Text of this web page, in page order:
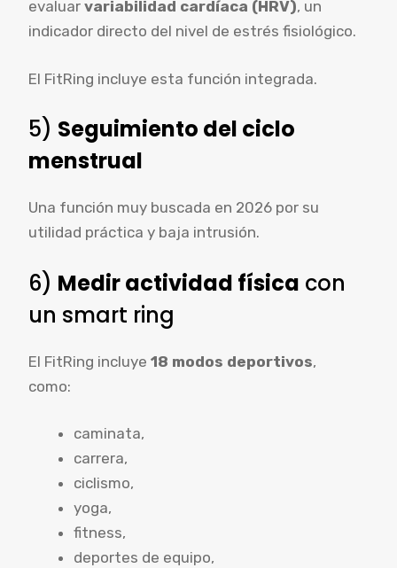
evaluar variabilidad cardíaca (HRV), un
indicador directo del nivel de estrés fisiológico.
El FitRing incluye esta función integrada.
5) Seguimiento del ciclo
menstrual
Una función muy buscada en 2026 por su
utilidad práctica y baja intrusión.
6) Medir actividad física con
un smart ring
El FitRing incluye 18 modos deportivos,
como:
caminata,
carrera,
ciclismo,
yoga,
fitness,
deportes de equipo,